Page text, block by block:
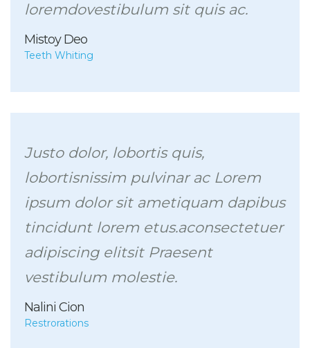
loremdovestibulum sit quis ac.
Mistoy Deo
Teeth Whiting
Justo dolor, lobortis quis,
lobortisnissim pulvinar ac Lorem
ipsum dolor sit ametiquam dapibus
tincidunt lorem etus.aconsectetuer
adipiscing elitsit Praesent
vestibulum molestie.
Nalini Cion
Restrorations